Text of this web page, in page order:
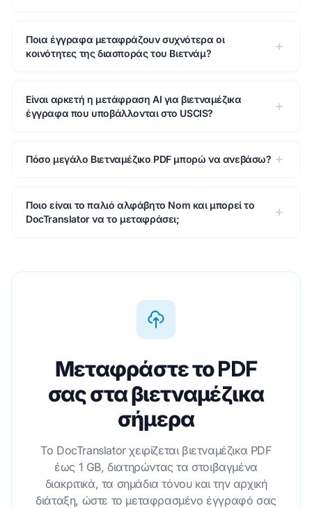
Ποια έγγραφα μεταφράζουν συχνότερα οι
κοινότητες της διασποράς του Βιετνάμ?
Είναι αρκετή η μετάφραση AI για βιετναμέζικα
έγγραφα που υποβάλλονται στο USCIS?
Πόσο μεγάλο Βιετναμέζικο PDF μπορώ να ανεβάσω?
Ποιο είναι το παλιό αλφάβητο Nom και μπορεί το
DocTranslator να το μεταφράσει;
Μεταφράστε το PDF
σας στα βιετναμέζικα
σήμερα
Το DocTranslator χειρίζεται βιετναμέζικα PDF
έως 1 GB, διατηρώντας τα στοιβαγμένα
διακριτικά, τα σημάδια τόνου και την αρχική
διάταξη, ώστε το μεταφρασμένο έγγραφό σας